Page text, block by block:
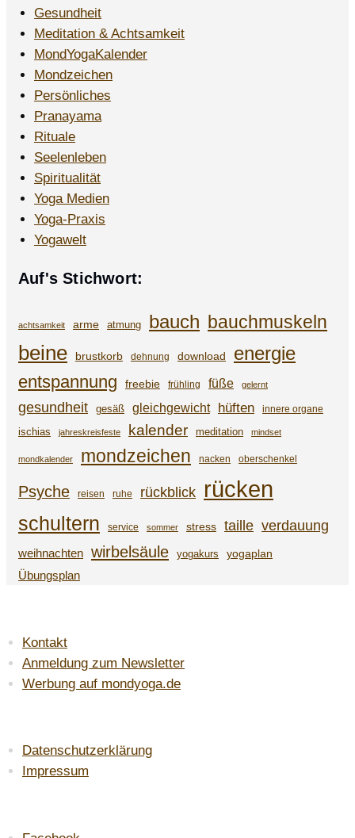
Gesundheit
Meditation & Achtsamkeit
MondYogaKalender
Mondzeichen
Persönliches
Pranayama
Rituale
Seelenleben
Spiritualität
Yoga Medien
Yoga-Praxis
Yogawelt
Auf's Stichwort:
achtsamkeit arme atmung bauch bauchmuskeln
beine brustkorb dehnung download energie
entspannung freebie frühling füße gelernt
gesundheit gesäß gleichgewicht hüften innere organe
ischias jahreskreisfeste kalender meditation mindset
mondkalender mondzeichen nacken oberschenkel
Psyche reisen ruhe rückblick rücken
schultern service sommer stress taille verdauung
weihnachten wirbelsäule yogakurs yogaplan
Übungsplan
Kontakt
Anmeldung zum Newsletter
Werbung auf mondyoga.de
Datenschutzerklärung
Impressum